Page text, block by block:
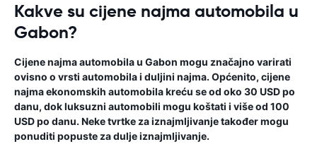
Kakve su cijene najma automobila u
Gabon?
Cijene najma automobila u Gabon mogu značajno varirati
ovisno o vrsti automobila i duljini najma. Općenito, cijene
najma ekonomskih automobila kreću se od oko 30 USD po
danu, dok luksuzni automobili mogu koštati i više od 100
USD po danu. Neke tvrtke za iznajmljivanje također mogu
ponuditi popuste za dulje iznajmljivanje.